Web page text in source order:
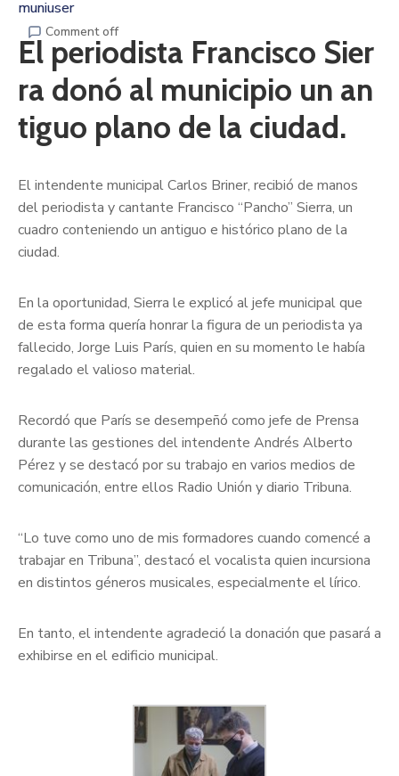
muniuser
Comment off
El periodista Francisco Sier
ra donó al municipio un an
tiguo plano de la ciudad.
El intendente municipal Carlos Briner, recibió de manos
del periodista y cantante Francisco “Pancho” Sierra, un
cuadro conteniendo un antiguo e histórico plano de la
ciudad.
En la oportunidad, Sierra le explicó al jefe municipal que
de esta forma quería honrar la figura de un periodista ya
fallecido, Jorge Luis París, quien en su momento le había
regalado el valioso material.
Recordó que París se desempeñó como jefe de Prensa
durante las gestiones del intendente Andrés Alberto
Pérez y se destacó por su trabajo en varios medios de
comunicación, entre ellos Radio Unión y diario Tribuna.
“Lo tuve como uno de mis formadores cuando comencé a
trabajar en Tribuna”, destacó el vocalista quien incursiona
en distintos géneros musicales, especialmente el lírico.
En tanto, el intendente agradeció la donación que pasará a
exhibirse en el edificio municipal.